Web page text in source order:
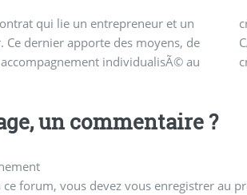
qui lie un entrepreneur et un
Ce dernier apporte des moyens, de
individualisÃ© au
durant toute la durÃ©e du
dire avant mais aussi aprÃ¨s la
un commentaire ?
forum, vous devez vous enregistrer au